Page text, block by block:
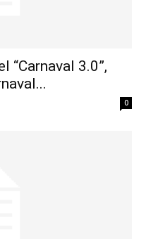
“Carnaval 3.0”,
0